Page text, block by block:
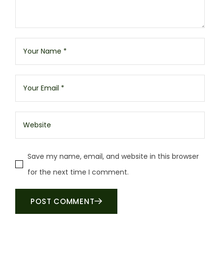
Save my name, email, and website in this browser
for the next time I comment.
POST COMMENT